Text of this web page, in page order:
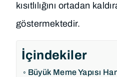
kısıtlılığını ortadan
göstermektedir.
İçindekiler
Büyük Meme Yapısı